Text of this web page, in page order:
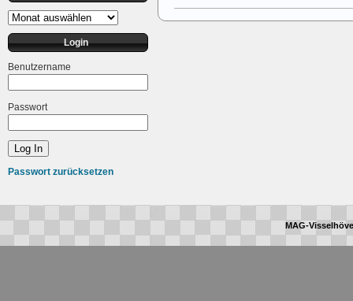
Archiv
Login
Benutzername
Passwort
Passwort zurücksetzen
MAG-